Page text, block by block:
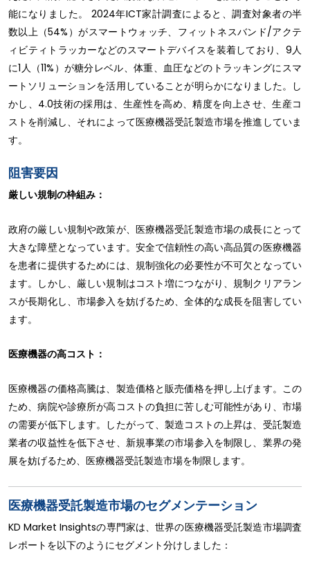
能になりました。 2024年ICT家計調査によると、調査対象者の半
数以上（54%）がスマートウォッチ、フィットネスバンド/アクテ
ィビティトラッカーなどのスマートデバイスを装着しており、9人
に1人（11%）が糖分レベル、体重、血圧などのトラッキングにスマ
ートソリューションを活用していることが明らかになりました。し
かし、4.0技術の採用は、生産性を高め、精度を向上させ、生産コ
ストを削減し、それによって医療機器受託製造市場を推進していま
す。
阻害要因
厳しい規制の枠組み：
政府の厳しい規制や政策が、医療機器受託製造市場の成長にとって
大きな障壁となっています。安全で信頼性の高い高品質の医療機器
を患者に提供するためには、規制強化の必要性が不可欠となってい
ます。しかし、厳しい規制はコスト増につながり、規制クリアラン
スが長期化し、市場参入を妨げるため、全体的な成長を阻害してい
ます。
医療機器の高コスト：
医療機器の価格高騰は、製造価格と販売価格を押し上げます。この
ため、病院や診療所が高コストの負担に苦しむ可能性があり、市場
の需要が低下します。したがって、製造コストの上昇は、受託製造
業者の収益性を低下させ、新規事業の市場参入を制限し、業界の発
展を妨げるため、医療機器受託製造市場を制限します。
医療機器受託製造市場のセグメンテーション
KD Market Insightsの専門家は、世界の医療機器受託製造市場調査
レポートを以下のようにセグメント分けしました：